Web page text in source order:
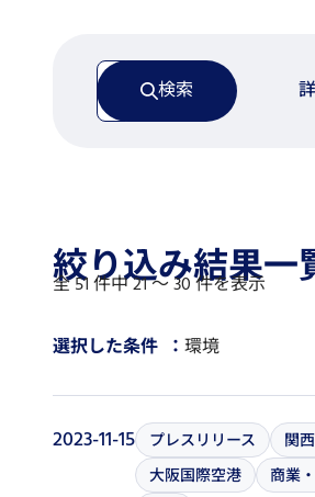
検索
絞り込み結果一
全 51 件中 21 〜 30 件を表示
選択した条件 環境
2023-11-15 プレスリリース
関
大阪国際空港
商業